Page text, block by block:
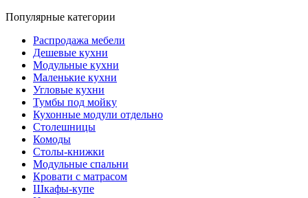
Популярные категории
Распродажа мебели
Дешевые кухни
Модульные кухни
Маленькие кухни
Угловые кухни
Тумбы под мойку
Кухонные модули отдельно
Столешницы
Комоды
Столы-книжки
Модульные спальни
Кровати с матрасом
Шкафы-купе